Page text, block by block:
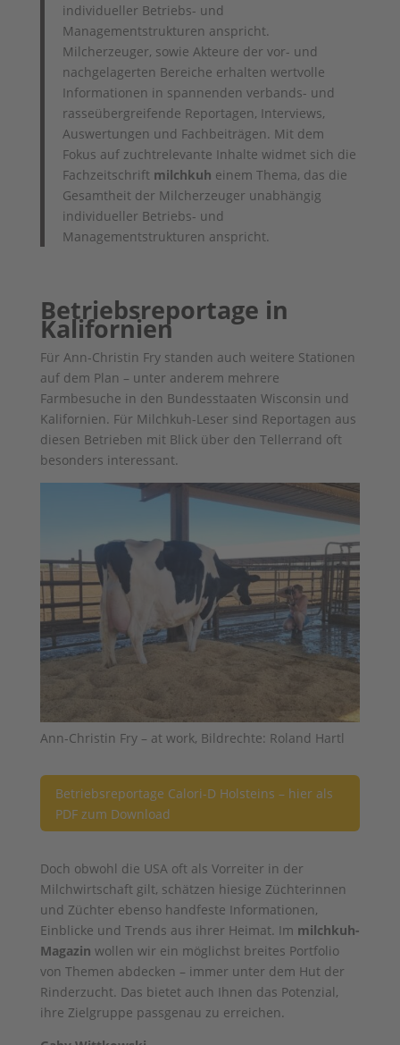
individueller Betriebs- und
Managementstrukturen anspricht.
Milcherzeuger, sowie Akteure der vor- und
nachgelagerten Bereiche erhalten wertvolle
Informationen in spannenden verbands- und
rasseübergreifende Reportagen, Interviews,
Auswertungen und Fachbeiträgen. Mit dem
Fokus auf zuchtrelevante Inhalte widmet sich die
Fachzeitschriftmilchkuh einem Thema, das die
Gesamtheit der Milcherzeuger unabhängig
individueller Betriebs- und
Managementstrukturen anspricht.
Betriebsreportage in
Kalifornien
Für Ann-Christin Fry standen auch weitere Stationen
auf dem Plan – unter anderem mehrere
Farmbesuche in den Bundesstaaten Wisconsin und
Kalifornien. Für Milchkuh-Leser sind Reportagen aus
diesen Betrieben mit Blick über den Tellerrand oft
besonders interessant.
Ann-Christin Fry – at work, Bildrechte: Roland Hartl
Betriebsreportage Calori-D Holsteins – hier als
PDF zum Download
Doch obwohl die USA oft als Vorreiter in der
Milchwirtschaft gilt, schätzen hiesige Züchterinnen
und Züchter ebenso handfeste Informationen,
Einblicke und Trends aus ihrer Heimat. Im milchkuh-
Magazin wollen wir ein möglichst breites Portfolio
von Themen abdecken – immer unter dem Hut der
Rinderzucht. Das bietet auch Ihnen das Potenzial,
ihre Zielgruppe passgenau zu erreichen.